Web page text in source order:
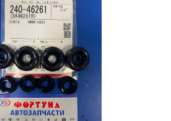
[248]
[2]
[3]
[22]
[36]
[4]
[23]